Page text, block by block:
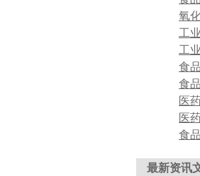
氧
最新资讯